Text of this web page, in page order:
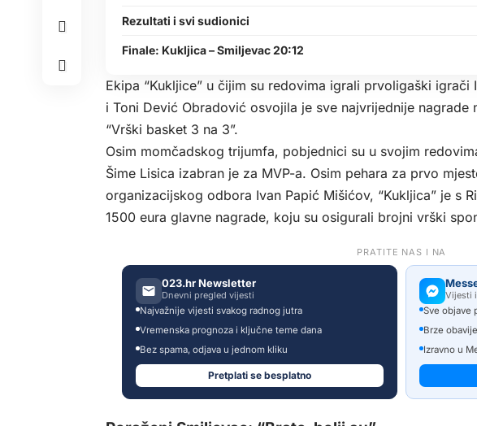
Rezultati i svi sudionici
Finale: Kukljica – Smiljevac 20:12
Ekipa “Kukljice” u čijim su redovima igrali prvoligaški igrači
i Toni Dević Obradović osvojila je sve najvrijednije nagrade
“Vrški basket 3 na 3”.
Osim momčadskog trijumfa, pobjednici su u svojim
Šime Lisica izabran je za MVP-a. Osim pehara za prvo
organizacijskog odbora Ivan Papić Mišićov, “Kukljica” je s
1500 eura glavne nagrade, koju su osigurali brojni vrški
PRATITE NAS I NA
023.hr Newsletter
Dnevni pregled vijesti
Najvažnije vijesti svakog radnog jutra
Vremenska prognoza i ključne teme dana
Bez spama, odjava u jednom kliku
Pretplati se besplatno
Vijesti
Sve objave
Brze
Izravno u